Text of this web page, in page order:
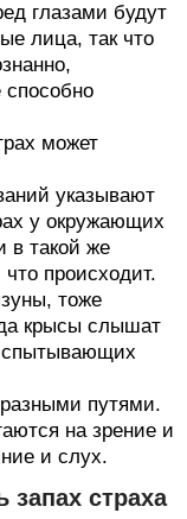
глазами будут
лица, так что
может
указывают
у окружающих
в такой же
происходит.
тоже
крысы слышат
путями.
на зрение и
и слух.
страха